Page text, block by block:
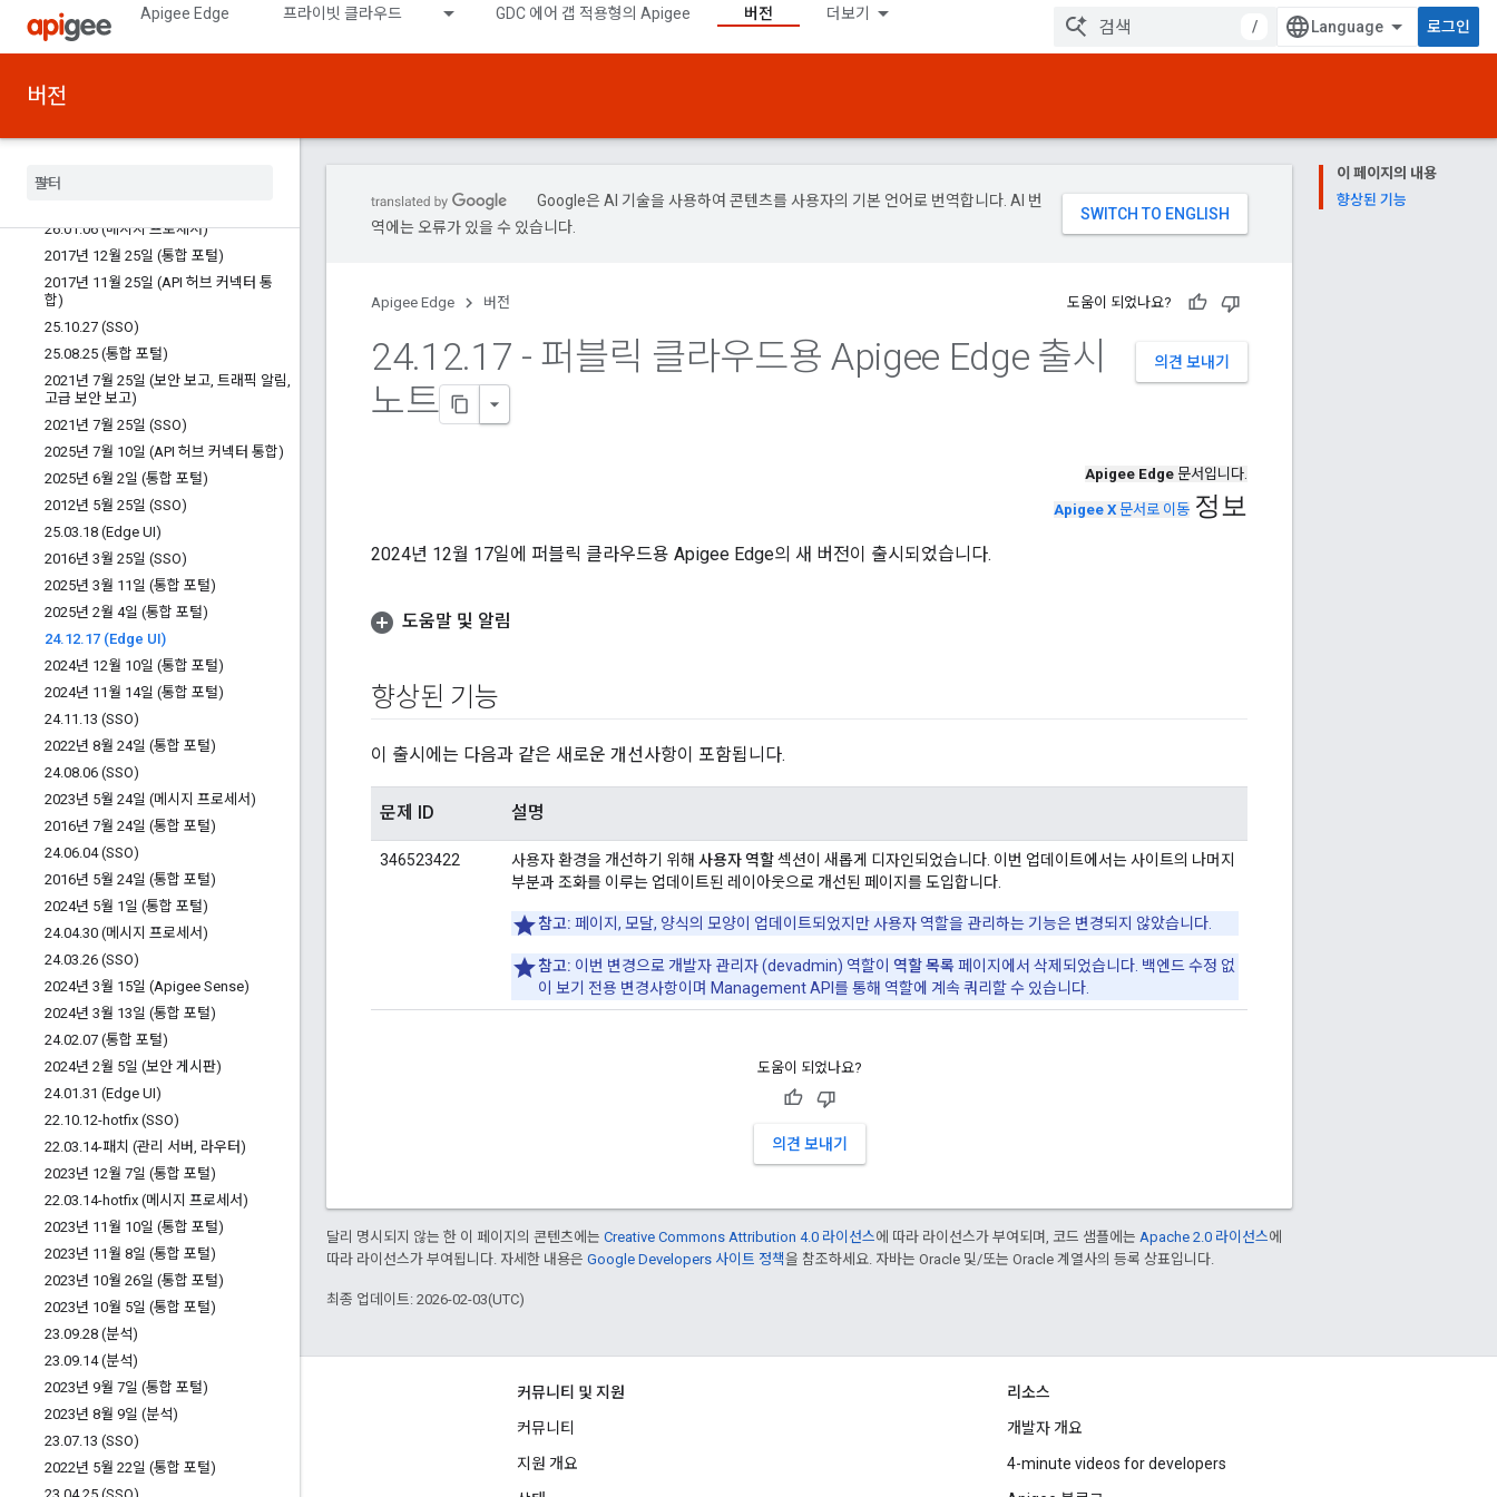
Apigee Edge 프라이빗 클라우드 GDC 에어 갭 적용형의 Apigee 버전 더보기
/ 로그인
버전
이전 출시 노트
26.01.06 (메시지 프로세서)
2017년 12월 25일 (통합 포털)
2017년 11월 25일 (API 허브 커넥터 통
합)
25.10.27 (SSO)
25.08.25 (통합 포털)
2021년 7월 25일 (보안 보고, 트래픽 알림,
고급 보안 보고)
2021년 7월 25일 (SSO)
2025년 7월 10일 (API 허브 커넥터 통합)
2025년 6월 2일 (통합 포털)
2012년 5월 25일 (SSO)
25.03.18 (Edge UI)
2016년 3월 25일 (SSO)
2025년 3월 11일 (통합 포털)
2025년 2월 4일 (통합 포털)
24.12.17 (Edge UI)
2024년 12월 10일 (통합 포털)
2024년 11월 14일 (통합 포털)
24.11 .13 (SSO)
2022년 8월 24일 (통합 포털)
24.08.06 (SSO)
2023년 5월 24일 (메시지 프로세서)
2016년 7월 24일 (통합 포털)
24.06.04 (SSO)
2016년 5월 24일 (통합 포털)
2024년 5월 1일 (통합 포털)
24.04.30 (메시지 프로세서)
24.03.26 (SSO)
2024년 3월 15일 (Apigee Sense)
2024년 3월 13일 (통합 포털)
24.02.07 (통합 포털)
2024년 2월 5일 (보안 게시판)
24.01 .31 (Edge UI)
22.10.12-hotfix (SSO)
22.03.14-패치 (관리 서버 , 라우터)
2023년 12월 7일 (통합 포털)
22.03.14-hotfix (메시지 프로세서)
2023년 11월 10일 (통합 포털)
2023년 11월 8일 (통합 포털)
2023년 10월 26일 (통합 포털)
2023년 10월 5일 (통합 포털)
23.09.28 (분석)
23.09.14 (분석)
2023년 9월 7일 (통합 포털)
2023년 8월 9일 (분석)
23.07.13 (SSO)
2022년 5월 22일 (통합 포털)
이 페이지의 내용
향상된 기능
Google은 AI 기술을 사용하여 콘텐츠를 사용자의 기본 언어로 번역합니다. AI 번
역에는 오류가 있을 수 있습니다.
Apigee Edge 버전 도움이 되었나요?
의견 보내기
24.12.17 - 퍼블릭 클라우드용 Apigee Edge 출시
노트
Apigee Edge 문서입니다.
Apigee X 문서로 이동 정보
2024년 12월 17일에 퍼블릭 클라우드용 Apigee Edge의 새 버전이 출시되었습니다.
도움말 및 알림
향상된 기능
이 출시에는 다음과 같은 새로운 개선사항이 포함됩니다.
문제 ID 설명
346523422 사용자 환경을 개선하기 위해 사용자 역할섹션이 새롭게 디자인되었습니다. 이번 업데이트에서는 사이트의 나머지
부분과 조화를 이루는 업데이트된 레이아웃으로 개선된 페이지를 도입합니다.
참고: 페이지, 모달, 양식의 모양이 업데이트되었지만 사용자 역할을 관리하는 기능은 변경되지 않았습니다.
참고: 이번 변경으로 개발자 관리자 (devadmin) 역할이 역할 목록 페이지에서 삭제되었습니다. 백엔드 수정 없
이 보기 전용 변경사항이며 Management API를 통해 역할에 계속 쿼리할 수 있습니다.
도움이 되었나요?
의견 보내기
달리 명시되지 않는 한 이 페이지의 콘텐츠에는 Creative Commons Attribution 4.0 라이선스에 따라 라이선스가 부여되며, 코드 샘플에는 Apache 2.0 라이선스에
따라 라이선스가 부여됩니다. 자세한 내용은 Google Developers 사이트 정책을 참조하세요. 자바는 Oracle 및/또는 Oracle 계열사의 등록 상표입니다.
최종 업데이트: 2026-02-03(UTC)
Apigee 정보
We're part of Google
이벤트
커뮤니티 및 지원
커뮤니티
지원 개요
리소스
개발자 개요
4-minute videos for developers